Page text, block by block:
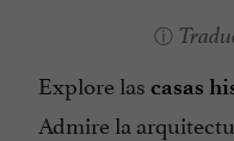
Explore las casas
Admire la